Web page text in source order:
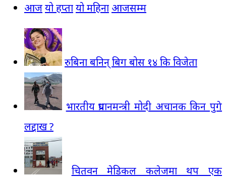
आजयो हप्तायो महिना आजसम्म
रुबिना बनिन् बिग बोस १४ कि विजेता
भारतीय प्रधानमन्त्री मोदी अचानक किन पुगे
लद्दाख ?
चितवन मेडिकल कलेजमा थप एक